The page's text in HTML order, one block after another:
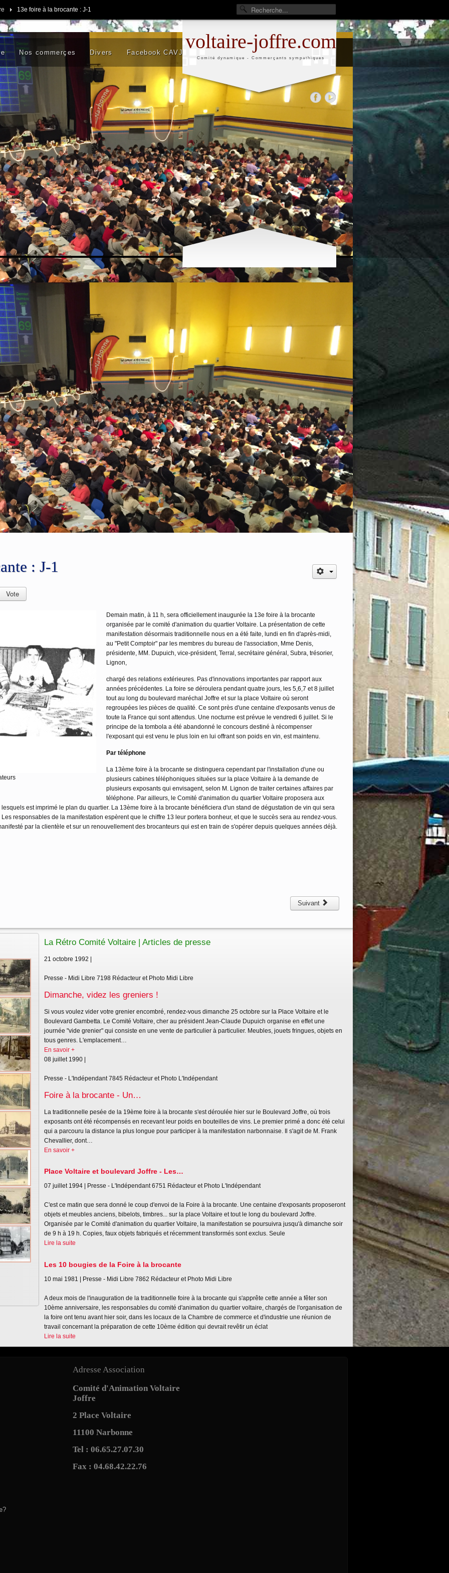
13e foire à la brocante : J-1
voltaire-joffre.com
Comité dynamique - Commerçants sympathiques
Nos commerçes Divers Facebook CAVJ
ROSE 2026
Urban Race" en haut de L'affiche. Tous en Rose avec Joa Joie DIMANCHE 25 OCTOBRE 2026 l'Urban race est de
: J-1
Demain matin, à 11 h, sera officiellement inaugurée la 13e foire à la brocante
organisée par le comité d'animation du quartier Voltaire. La présentation de cette
manifestation désormais traditionnelle nous en a été faite, lundi en fin d'après-midi,
au "Petit Comptoir" par les membres du bureau de l'association, Mme Denis,
présidente, MM. Dupuich, vice-président, Terral, secrétaire général, Subra, trésorier,
Lignon,
chargé des relations extérieures. Pas d'innovations importantes par rapport aux
années précédentes. La foire se déroulera pendant quatre jours, les 5,6,7 et 8 juillet
tout au long du boulevard maréchal Joffre et sur la place Voltaire où seront
regroupées les pièces de qualité. Ce sont près d'une centaine d'exposants venus de
toute la France qui sont attendus. Une nocturne est prévue le vendredi 6 juillet. Si le
principe de la tombola a été abandonné le concours destiné à récompenser
l'exposant qui est venu le plus loin en lui offrant son poids en vin, est maintenu.
Par téléphone
La 13ème foire à la brocante se distinguera cependant par l'installation d'une ou
plusieurs cabines téléphoniques situées sur la place Voltaire à la demande de
plusieurs exposants qui envisagent, selon M. Lignon de traiter certaines affaires par
téléphone. Par ailleurs, le Comité d'animation du quartier Voltaire proposera aux
est imprimé le plan du quartier. La 13ème foire à la brocante bénéficiera d'un stand de dégustation de vin qui sera
responsables de la manifestation espèrent que le chiffre 13 leur portera bonheur, et que le succès sera au rendez-vous.
par la clientèle et sur un renouvellement des brocanteurs qui est en train de s'opérer depuis quelques années déjà.
Suivant
La Rétro Comité Voltaire | Articles de presse
21 octobre 1992 |
Presse - Midi Libre 7198 Rédacteur et Photo Midi Libre
Dimanche, videz les greniers !
Si vous voulez vider votre grenier encombré, rendez-vous dimanche 25 octobre sur la Place Voltaire et le
Boulevard Gambetta. Le Comité Voltaire, cher au président Jean-Claude Dupuich organise en effet une
journée "vide grenier" qui consiste en une vente de particulier à particulier. Meubles, jouets fringues, objets en
tous genres. L'emplacement…
En savoir +
08 juillet 1990 |
Presse - L'Indépendant 7845 Rédacteur et Photo L'Indépendant
Foire à la brocante - Un…
La traditionnelle pesée de la 19ème foire à la brocante s'est déroulée hier sur le Boulevard Joffre, où trois
exposants ont été récompensés en recevant leur poids en bouteilles de vins. Le premier primé a donc été celui
qui a parcouru la distance la plus longue pour participer à la manifestation narbonnaise. Il s'agit de M. Frank
Chevallier, dont…
En savoir +
Place Voltaire et boulevard Joffre - Les…
07 juillet 1994 | Presse - L'Indépendant 6751 Rédacteur et Photo L'Indépendant
C'est ce matin que sera donné le coup d'envoi de la Foire à la brocante. Une centaine d'exposants proposeront
objets et meubles anciens, bibelots, timbres... sur la place Voltaire et tout le long du boulevard Joffre.
Organisée par le Comité d'animation du quartier Voltaire, la manifestation se poursuivra jusqu'à dimanche soir
de 9 h à 19 h. Copies, faux objets fabriqués et récemment transformés sont exclus. Seule
Lire la suite
Les 10 bougies de la Foire à la brocante
10 mai 1981 | Presse - Midi Libre 7862 Rédacteur et Photo Midi Libre
A deux mois de l'inauguration de la traditionnelle foire à la brocante qui s'apprête cette année a fêter son
10ème anniversaire, les responsables du comité d'animation du quartier voltaire, chargés de l'organisation de
la foire ont tenu avant hier soir, dans les locaux de la Chambre de commerce et d'industrie une réunion de
travail concernant la préparation de cette 10ème édition qui devrait revêtir un éclat
Lire la suite
Adresse Association
Comité d'Animation Voltaire
Joffre
2 Place Voltaire
11100 Narbonne
Tel : 06.65.27.07.30
Fax : 04.68.42.22.76